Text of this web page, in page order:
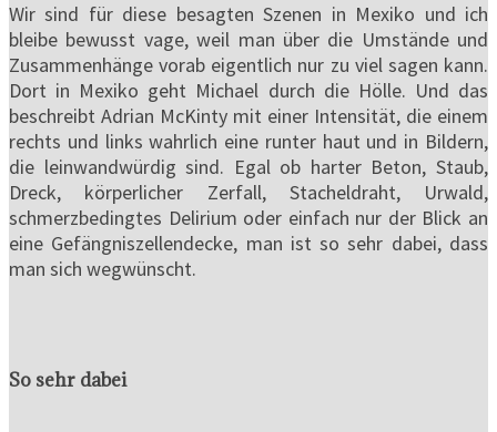
Wir sind für diese besagten Szenen in Mexiko und ich
bleibe bewusst vage, weil man über die Umstände und
Zusammenhänge vorab eigentlich nur zu viel sagen kann.
Dort in Mexiko geht Michael durch die Hölle. Und das
beschreibt Adrian McKinty mit einer Intensität, die einem
rechts und links wahrlich eine runter haut und in Bildern,
die leinwandwürdig sind. Egal ob harter Beton, Staub,
Dreck, körperlicher Zerfall, Stacheldraht, Urwald,
schmerzbedingtes Delirium oder einfach nur der Blick an
eine Gefängniszellendecke, man ist so sehr dabei, dass
man sich wegwünscht.
So sehr dabei